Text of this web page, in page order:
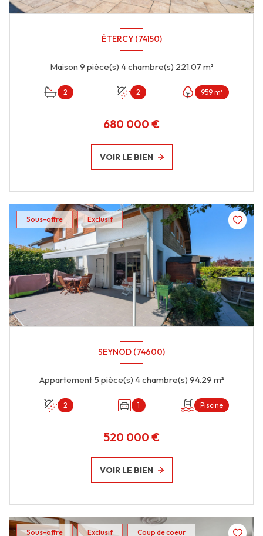
ÉTERCY (74150)
Maison 9 pièce(s) 4 chambre(s) 221.07 m²
2 2 959 m²
680 000 €
VOIR LE BIEN
Sous-offre Exclusif
SEYNOD (74600)
Appartement 5 pièce(s) 4 chambre(s) 94.29 m²
2 1 Piscine
520 000 €
VOIR LE BIEN
Sous-offre Exclusif Coup de coeur